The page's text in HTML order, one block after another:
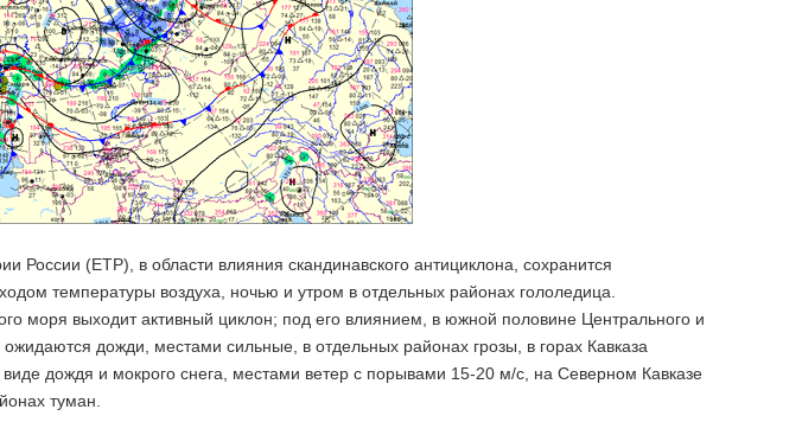
России (ЕТР), в области влияния скандинавского антициклона, сохранится
температуры воздуха, ночью и утром в отдельных районах гололедица.
моря выходит активный циклон; под его влиянием, в южной половине Центрального и
дожди, местами сильные, в отдельных районах грозы, в горах Кавказа
дождя и мокрого снега, местами ветер с порывами 15-20 м/с, на Северном Кавказе
туман.